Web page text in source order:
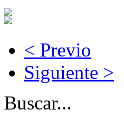
< Previo
Siguiente >
Buscar...